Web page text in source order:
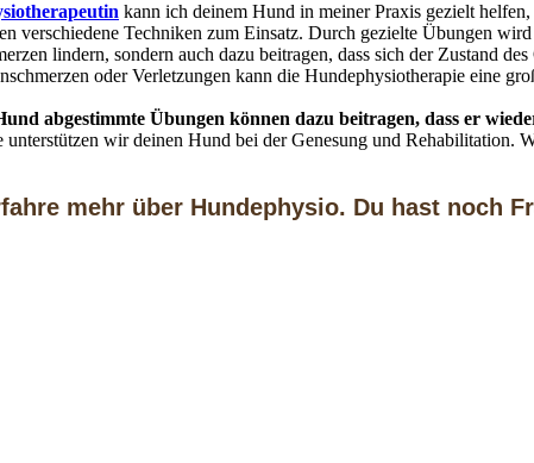
kann ich deinem Hund in meiner Praxis gezielt
verschiedene Techniken zum Einsatz. Durch gezielte Übungen
lindern, sondern auch dazu beitragen, dass sich der Zustand
oder Verletzungen kann die Hundephysiotherapie eine
abgestimmte Übungen können dazu beitragen, dass er
wir deinen Hund bei der Genesung und Rehabilitation.
mehr über Hundephysio. Du hast noch